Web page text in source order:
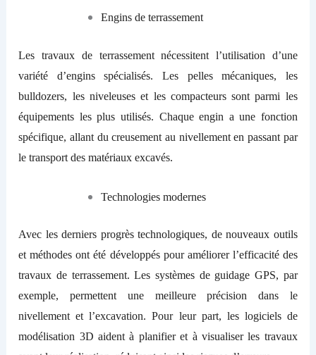
Engins de terrassement
Les travaux de terrassement nécessitent l’utilisation d’une
variété d’engins spécialisés. Les pelles mécaniques, les
bulldozers, les niveleuses et les compacteurs sont parmi les
équipements les plus utilisés. Chaque engin a une fonction
spécifique, allant du creusement au nivellement en passant par
le transport des matériaux excavés.
Technologies modernes
Avec les derniers progrès technologiques, de nouveaux outils
et méthodes ont été développés pour améliorer l’efficacité des
travaux de terrassement. Les systèmes de guidage GPS, par
exemple, permettent une meilleure précision dans le
nivellement et l’excavation. Pour leur part, les logiciels de
modélisation 3D aident à planifier et à visualiser les travaux